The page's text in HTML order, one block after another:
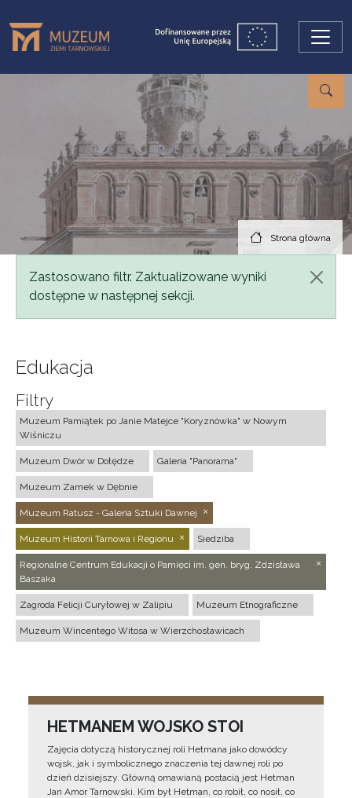
Strona główna
Komunikat
Zastosowano filtr. Zaktualizowane wyniki
dostępne w następnej sekcji.
Edukacja
Filtry
Muzeum Pamiątek po Janie Matejce "Koryznówka" w Nowym
Wiśniczu
Muzeum Dwór w Dołędze Galeria "Panorama"
Muzeum Zamek w Dębnie
Muzeum Ratusz - Galeria Sztuki Dawnej
Muzeum Historii Tarnowa i Regionu Siedziba
Regionalne Centrum Edukacji o Pamięci im. gen. bryg. Zdzisława
Baszaka
Zagroda Felicji Curyłowej w Zalipiu Muzeum Etnograficzne
Muzeum Wincentego Witosa w Wierzchosławicach
HETMANEM WOJSKO STOI
Zajęcia dotyczą historycznej roli Hetmana jako dowódcy
wojsk, jak i symbolicznego znaczenia tej dawnej roli po
dzień dzisiejszy. Główną omawianą postacią jest Hetman
Jan Amor Tarnowski. Kim był Hetman, co robił, co nosił, co